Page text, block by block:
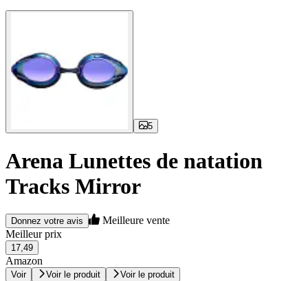
5
Arena Lunettes de natation
Tracks Mirror
Donnez votre avis
Meilleure vente
Meilleur prix
17,49
Amazon
Voir Voir le produit Voir le produit